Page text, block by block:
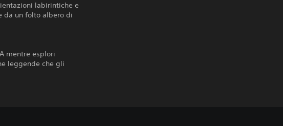
labirintiche e
da un folto albero di
mentre esplori
leggende che gli